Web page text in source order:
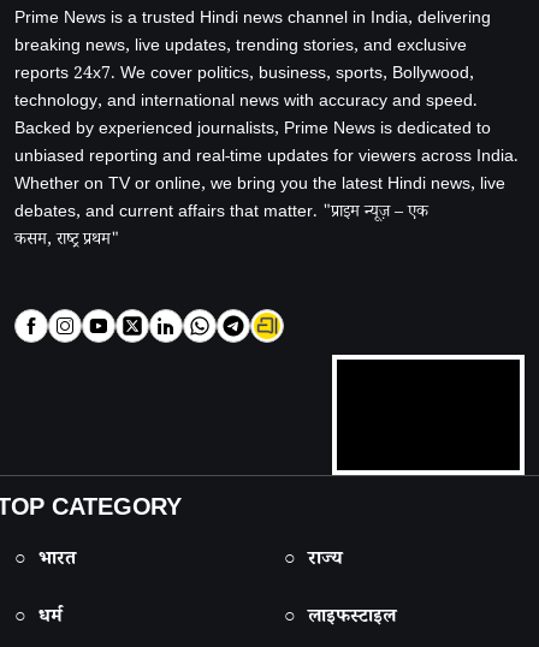
Prime News is a trusted Hindi news channel in India, delivering
breaking news, live updates, trending stories, and exclusive
reports 24x7. We cover politics, business, sports, Bollywood,
technology, and international news with accuracy and speed.
Backed by experienced journalists, Prime News is dedicated to
unbiased reporting and real-time updates for viewers across India.
Whether on TV or online, we bring you the latest Hindi news, live
debates, and current affairs that matter. "प्राइम न्यूज़ – एक
कसम, राष्ट्र प्रथम"
CATEGORY
○ भारत
○ राज्य
○ धर्म
○ लाइफस्टाइल